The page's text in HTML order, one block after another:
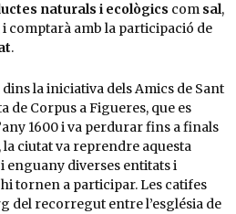
naturals i ecològics com sal,
i comptarà amb la participació de
.
la iniciativa dels Amics de Sant
de Corpus a Figueres, que es
1600 i va perdurar fins a finals
la ciutat va reprendre aquesta
enguany diverses entitats i
tornen a participar. Les catifes
del recorregut entre l’església de